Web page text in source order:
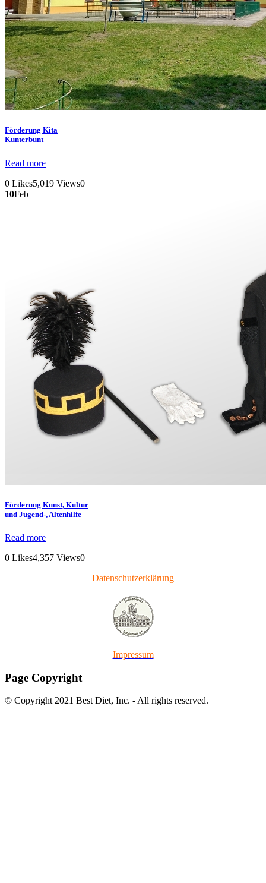
Förderung Kita
Kunterbunt
Read more
0 Likes5,019 Views0
10Feb
Förderung Kunst, Kultur
und Jugend-, Altenhilfe
Read more
0 Likes4,357 Views0
Datenschutzerklärung
Impressum
Page Copyright
© Copyright 2021 Best Diet, Inc. - All rights reserved.